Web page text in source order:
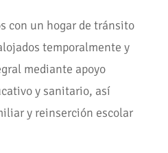
con un hogar de tránsito
temporalmente y
mediante apoyo
y sanitario, así
y reinserción escolar